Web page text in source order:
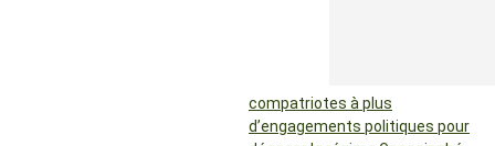
compatriotes à plus
d’engagements politiques pour